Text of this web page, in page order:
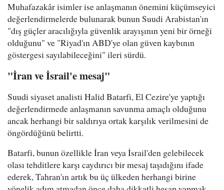
Muhafazakâr isimler ise anlaşmanın önemini küçümseyici
değerlendirmelerde bulunarak bunun Suudi Arabistan'ın
"dış güçler aracılığıyla güvenlik arayışının yeni bir örneği
olduğunu" ve "Riyad'ın ABD'ye olan güven kaybının
göstergesi sayılabileceğini" ileri sürdü.
"İran ve İsrail'e mesaj"
Suudi siyaset analisti Halid Batarfi, El Cezire'ye yaptığı
değerlendirmede anlaşmanın savunma amaçlı olduğunu
ancak herhangi bir saldırıya ortak karşılık verilmesini de
öngördüğünü belirtti.
Batarfi, bunun özellikle İran veya İsrail'den gelebilecek
olası tehditlere karşı caydırıcı bir mesaj taşıdığını ifade
ederek, Tahran'ın artık bu üç ülkeden herhangi birine